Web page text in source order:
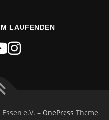
LAUFENDEN
e.V. – OnePress Theme